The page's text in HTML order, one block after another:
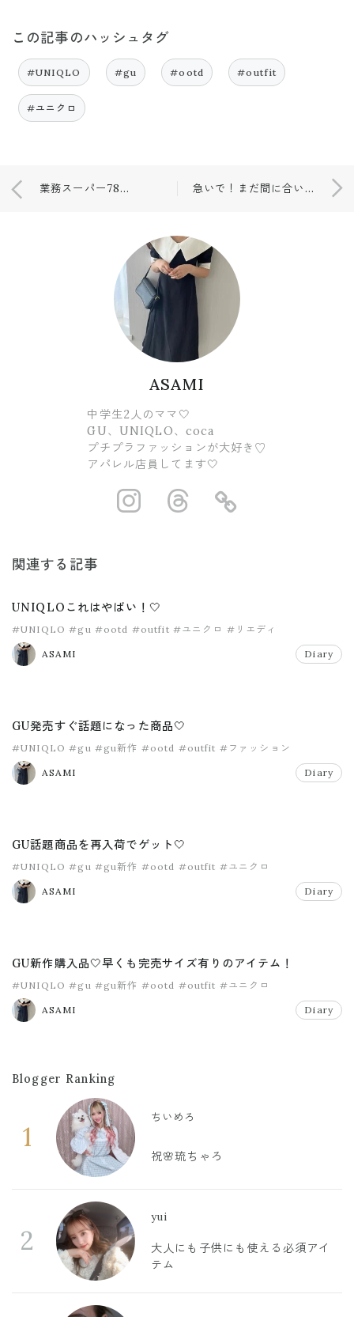
この記事のハッシュタグ
#UNIQLO #gu #ootd #outfit
#ユニクロ
業務スーパー78円😳安いだけじゃなく気に入った商品❤️ 急いで！まだ間に合います💕
ASAMI
中学生2人のママ🤍
GU、UNIQLO、coca
プチプラファッションが大好き♡
アパレル店員してます🤍
https://https://
関連する記事
UNIQLOこれはやばい！🤍
#UNIQLO #gu #ootd #outfit #ユニクロ #リエディ
ASAMI Diary
GU発売すぐ話題になった商品🤍
#UNIQLO #gu #gu新作 #ootd #outfit #ファッション
ASAMI Diary
GU話題商品を再入荷でゲット🤍
#UNIQLO #gu #gu新作 #ootd #outfit #ユニクロ
ASAMI Diary
GU新作購入品🤍早くも完売サイズ有りのアイテム！
#UNIQLO #gu #gu新作 #ootd #outfit #ユニクロ
ASAMI Diary
Blogger Ranking
1
ちいめろ
祝🌸琉ちゃろ
2
yui
大人にも子供にも使える必須アイ
テム